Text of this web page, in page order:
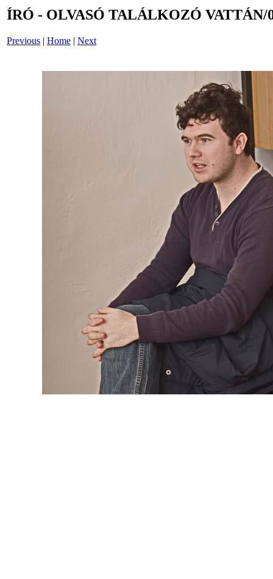
ÍRÓ - OLVASÓ TALÁLKOZÓ VATTÁN/
Previous | Home | Next